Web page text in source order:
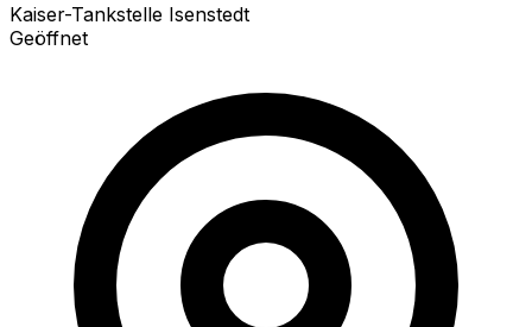
Kaiser-Tankstelle Isenstedt
Geöffnet